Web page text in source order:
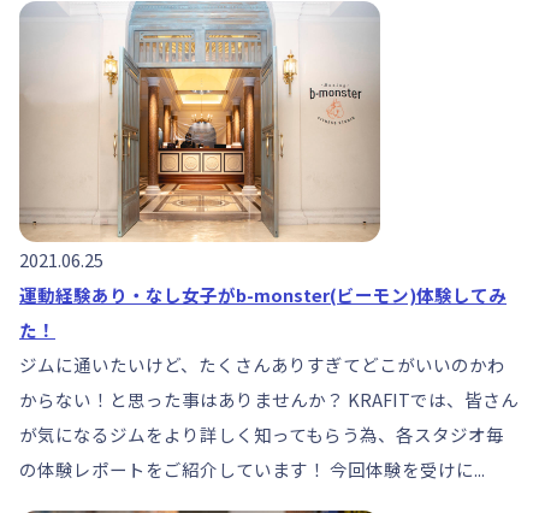
2021.06.25
運動経験あり・なし女子がb-monster(ビーモン)体験してみ
た！
ジムに通いたいけど、たくさんありすぎてどこがいいのかわ
からない！と思った事はありませんか？ KRAFITでは、皆さん
が気になるジムをより詳しく知ってもらう為、各スタジオ毎
の体験レポートをご紹介しています！ 今回体験を受けに...